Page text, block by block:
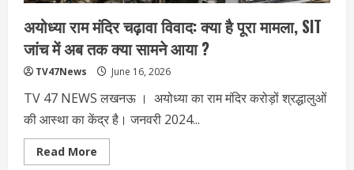
अयोध्या राम मंदिर चढ़ावा विवाद: क्या है पूरा मामला, SIT
जांच में अब तक क्या सामने आया ?
TV47News June 16, 2026
TV 47 NEWS लखनऊ । अयोध्या का राम मंदिर करोड़ों श्रद्धालुओं
की आस्था का केंद्र है। जनवरी 2024...
Read More
more